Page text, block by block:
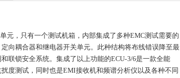
，只有一个测试机箱，内部集成了多种EMC测试需要的
向耦合器和继电器开关单元。此种结构将布线错误降至最
联锁安全系统。集成了以上功能的ECU-3/6是一款全能
度测试，同时也是EMI接收机和频谱分析仪以及各种不同